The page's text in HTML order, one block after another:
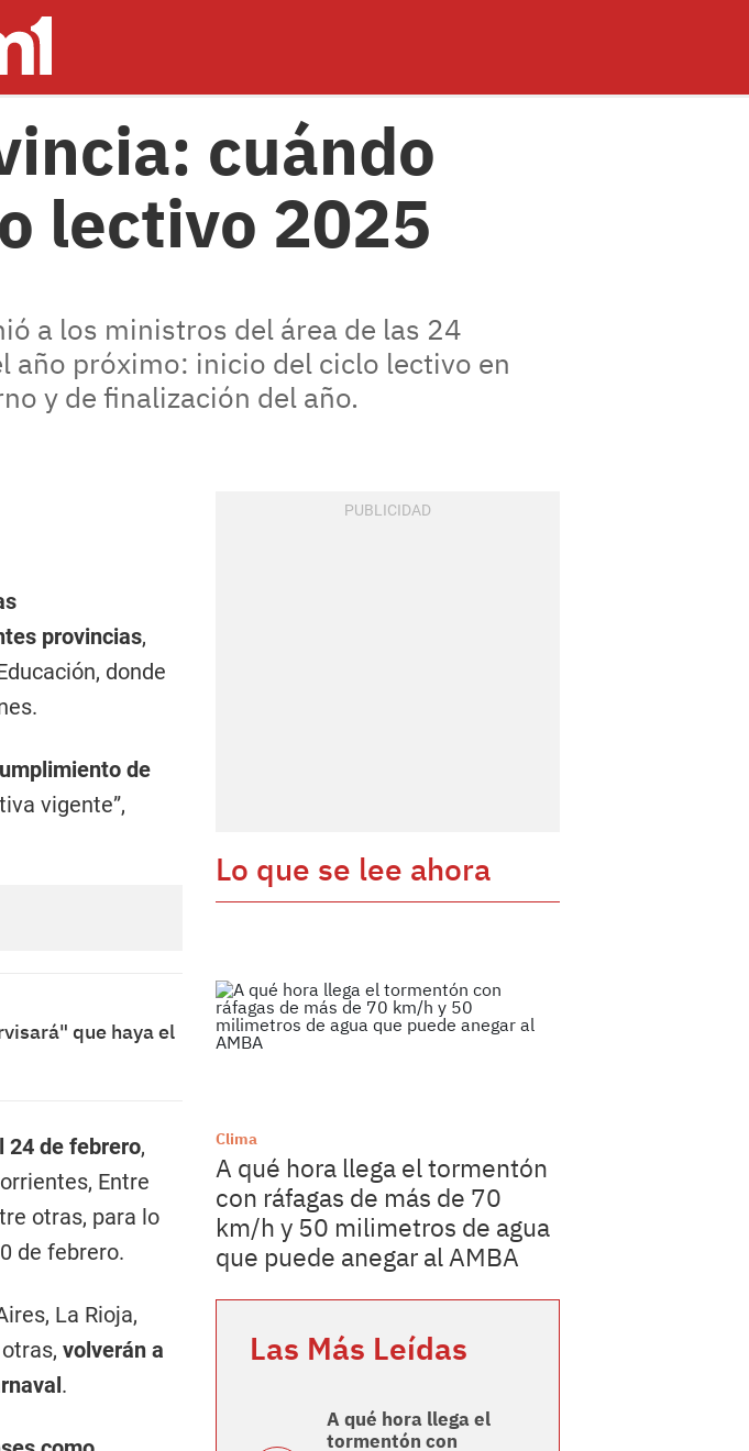
cuándo
lectivo 2025
a los ministros del área de las 24
año próximo: inicio del ciclo lectivo en
y de finalización del año.
provincias,
donde
de
vigente”,
que haya el
24 de febrero,
Entre
otras, para lo
de febrero.
La Rioja,
volverán a
.
Lo que se lee ahora
Clima
A qué hora llega el tormentón
con ráfagas de más de 70
km/h y 50 milimetros de agua
que puede anegar al AMBA
Las Más Leídas
A qué hora llega el
tormentón con